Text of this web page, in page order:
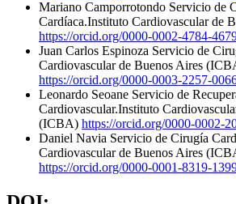
Mariano Camporrotondo Servicio de
Cardíaca.Instituto Cardiovascular de
https://orcid.org/0000-0002-4784-
Juan Carlos Espinoza Servicio de
Cardiovascular de Buenos Aires
https://orcid.org/0000-0003-2257-
Leonardo Seoane Servicio de
Cardiovascular.Instituto
(ICBA) https://orcid.org/0000-0002-
Daniel Navia Servicio de Cirugía
Cardiovascular de Buenos Aires
https://orcid.org/0000-0001-8319-